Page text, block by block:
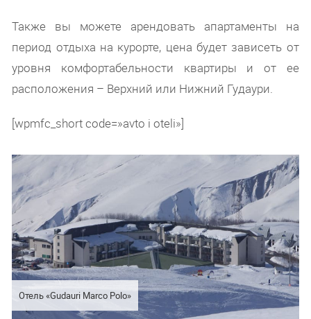
Также вы можете арендовать апартаменты на
период отдыха на курорте, цена будет зависеть от
уровня комфортабельности квартиры и от ее
расположения – Верхний или Нижний Гудаури.
[wpmfc_short code=»avto i oteli»]
Отель «Gudauri Marco Polo»